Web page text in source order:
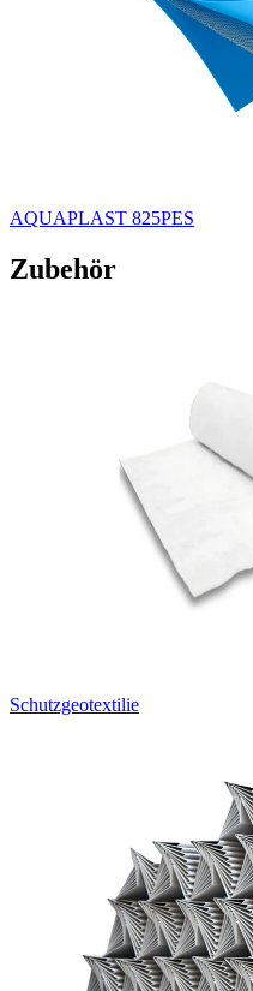
AQUAPLAST 825PES
Zubehör
Schutzgeotextilie